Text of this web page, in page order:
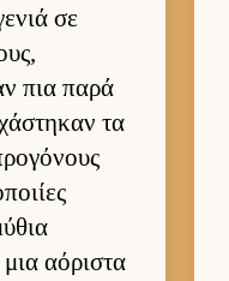
σε
πια παρά
τα
αόριστα